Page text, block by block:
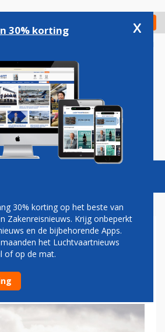
Check in
Podcasts Vacatures
DOOR ZWARE
BIJ QATAR
30% korting x
30% korting op het beste van
Zakenreisnieuws. Krijg onbeperkt
en de bijbehorende Apps.
het Luchtvaartnieuws
of op de mat.